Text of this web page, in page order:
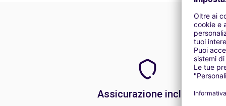
Assicurazione inclusa